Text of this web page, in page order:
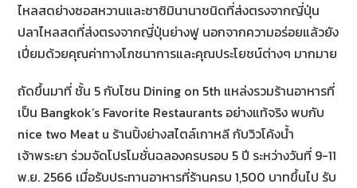
ไหลสดย่างซอสหวานและซาซิมินานาชนิดที่ส่งตรงจากญี่ปุ่น
ปลาไหลสดที่ส่งตรงจากญี่ปุ่นย่างฟู นอกจากความอร่อยแล้วยัง
เปี่ยมด้วยคุณค่าทางโภชนาการและคุณประโยชน์ต่างๆ มากมาย
ถัดขึ้นมาที่ ชั้น 5 กับโซน Dining on 5th แหล่งรวมร้านอาหารที่
เป็น Bangkok’s Favorite Restaurants อย่างแท้จริง พบกับ
nice two Meat u ร้านปิ้งย่างสไตล์เกาหลี กับวิวโค้งน้ำ
เจ้าพระยา ร่วมจัดโปรโมชั่นฉลองครบรอบ 5 ปี ระหว่างวันที่ 9-11
พ.ย. 2566 เมื่อรับประทานอาหารที่ร้านครบ 1,500 บาทขึ้นไป รับ